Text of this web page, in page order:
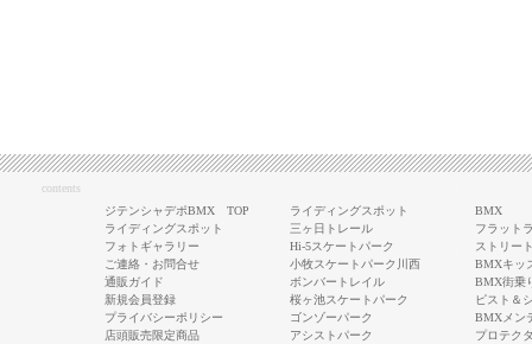
contents
ジテンシャデポBMX TOP
ライディングスポット
フォトギャラリー
ご連絡・お問合せ
通販ガイド
新規会員登録
プライバシーポリシー
店頭販売限定商品
ライディングスポット
三ヶ日トレール
Hi-5スケートパーク
小牧スケートパーク川西
ボンバートレイル
桜ヶ池スケートパーク
ゴンゾーパーク
アシストパーク
BMX
フラット
ストリー
BMXキッ
BMX街乗
ピスト＆
BMXメン
プロテク